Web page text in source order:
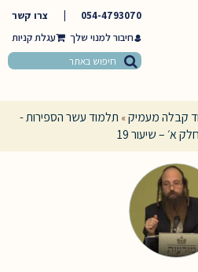
054-4793070
צרו קשר
חיבור למנוי שלך
קבלה מעמיק» תלמוד עשר הספירות -
א׳ – שיעור 19